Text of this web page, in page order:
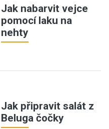
Jak nabarvit vejce
pomocí laku na
nehty
Jak připravit salát z
Beluga čočky